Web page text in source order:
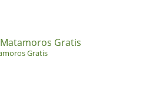
Gratis
Gratis